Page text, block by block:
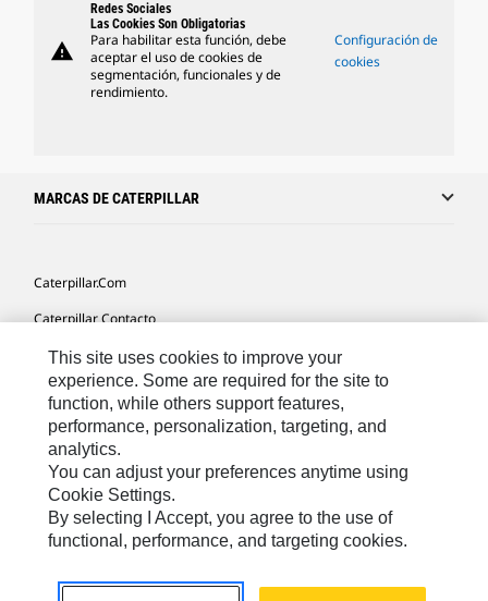
warning
Redes Sociales
Las Cookies Son Obligatorias
Para habilitar esta función, debe
aceptar el uso de cookies de
segmentación, funcionales y de
rendimiento.
Configuración de
cookies
MARCAS DE CATERPILLAR
Caterpillar.com
Caterpillar Contacto
Mis Preferencias De Marketing
Site Map
Cookie Settings
Legal
Privacy
US- Español© 2026 Caterpillar. Todos los derechos reservados.
This site uses cookies to improve your
experience. Some are required for the site to
function, while others support features,
performance, personalization, targeting, and
analytics.
You can adjust your preferences anytime using
Cookie Settings.
By selecting I Accept, you agree to the use of
functional, performance, and targeting cookies.